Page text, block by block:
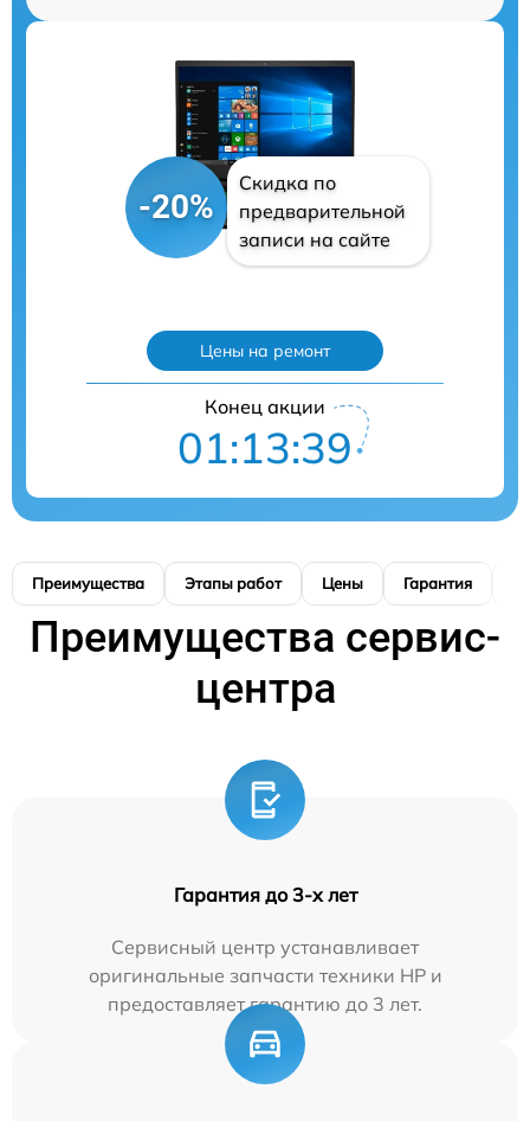
-20%
Скидка по
предварительной
записи на сайте
Цены на ремонт
Конец акции
01:13:38
Преимущества Этапы работ Цены Гарантия
Преимущества сервис-
центра
Гарантия до 3-х лет
Сервисный центр устанавливает
оригинальные запчасти техники HP и
предоставляет гарантию до 3 лет.